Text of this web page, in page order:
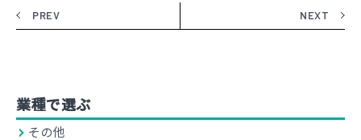
PREV NEXT
業種で選ぶ
その他